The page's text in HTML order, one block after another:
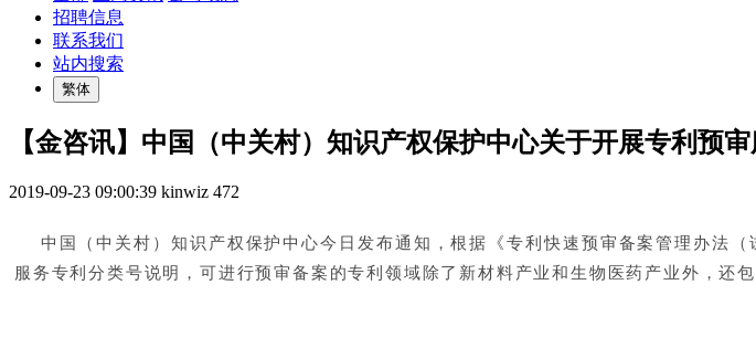
招聘信息
联系我们
站内搜索
繁体
【金咨讯】中国（中关村）知识产权保护中心关于开展专利预
2019-09-23 09:00:39 kinwiz 472
中国（中关村）知识产权保护中心今日发布通知，根据《专利快速预审备案管理办法
服务专利分类号说明，可进行预审备案的专利领域除了新材料产业和生物医药产业外，还